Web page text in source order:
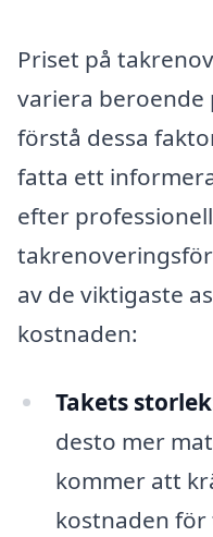
Priset på
variera beroende
förstå dessa
fatta ett
efter
av de viktigaste
kostnaden:
Takets
desto mer
kommer att
kostnaden